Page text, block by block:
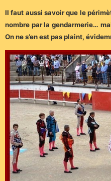
Il faut aussi savoir que le
nombre par la gendarmerie…
On ne s’en est pas plaint,